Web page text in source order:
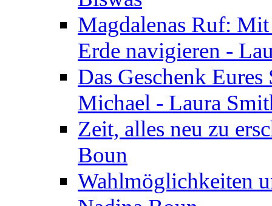
Magdalenas Ruf:
Erde navigieren -
Das Geschenk
Michael - Laura
Zeit, alles neu zu
Boun
Wahlmöglichkeiten